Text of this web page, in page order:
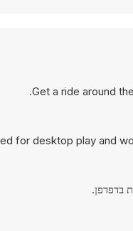
Get a ride around
for desktop play and